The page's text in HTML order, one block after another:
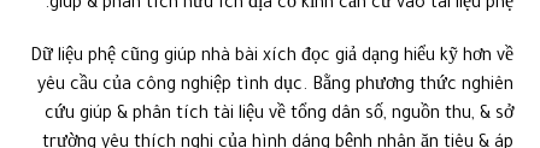
dụng, nhà bài xích đọc giả dạng Chắn chắn chọn nhiều số
công trình bài xích đọc giả dạng mê say với yêu cầu của công
nghiệp tình dục. việc áp dụng tài liệu phệ sẽ trợ giúp thuyên
giảm rủi ro khủng hoảng & cao nhất hóa doanh số. Website